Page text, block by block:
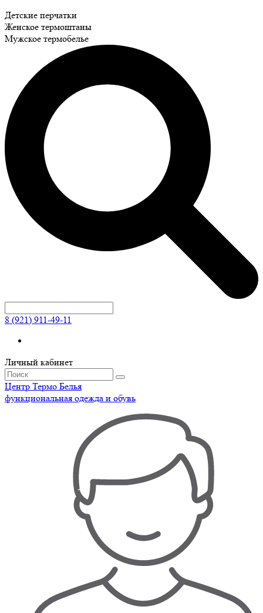
Детские перчатки
Женское термоштаны
Мужское термобелье
8 (921) 911-49-11
Личный кабинет
Центр Термо Белья
функциональная одежда и обувь